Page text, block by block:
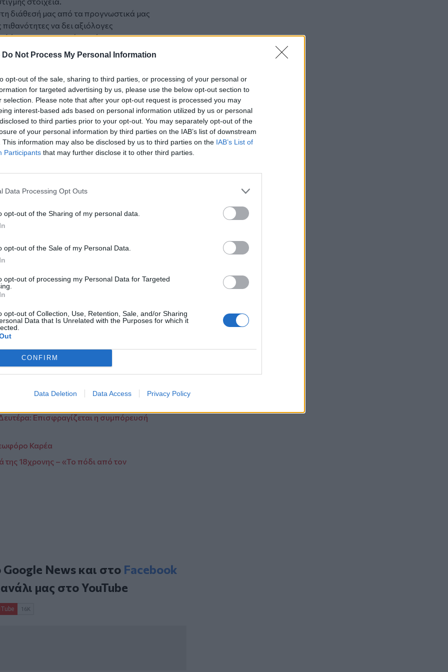
Do Not Process My Personal Information
opt-out of the sale, sharing to third parties, or processing of your personal or
for targeted advertising by us, please use the below opt-out section to
selection. Please note that after your opt-out request is processed you may
interest-based ads based on personal information utilized by us or personal
to third parties prior to your opt-out. You may separately opt-out of the
of your personal information by third parties on the IAB’s list of downstream
This information may also be disclosed by us to third parties on the IAB’s List of
Participants that may further disclose it to other third parties.
Data Processing Opt Outs
opt-out of the Sharing of my personal data.
opt-out of the Sale of my Personal Data.
opt-out of processing my Personal Data for Targeted
opt-out of Collection, Use, Retention, Sale, and/or Sharing
Data that Is Unrelated with the Purposes for which it
CONFIRM
Data Deletion Data Access Privacy Policy
διάθεσή μας από τα προγνωστικά μας
να δει αξιόλογες
όχι και σε περιοχές εντός του
- ξημερώματα Τσικνοπέμπτης και
περίπου», έγραψε σε ανάρτησή του ο
το κύμα ψύχους απασχολήσουν την
διάθεσή μας από τα προγνωστικά μας
να δει αξιόλογες
όχι και σε περιοχές εντός του
- ξημερώματα τσικνοπέμπτης και
περίπου.
την ανάπτυξη θετικού στροβιλισμού
στην Τετάρτη θα μας απασχολήσει η
των χαμηλών βαρομετρικών
διάταξη που θα
και θα μεταφέρει υγρασία στη
μέση ατμόσφαιρα, με την υγρασία και
οδηγήσει σε ανάπτυξη αστάθειας
εμφανίζει ένα ποσοστό
που έχει να κάνει με τη μεταφορά
άρα το επιφανειακό χαμηλό να
μιλάμε για πιο μειωμένης έντασης
Επισφραγίζεται η συμπόρευσή
Καρέα
της 18χρονης – «Το πόδι από τον
Google Newsκαι στο Facebook
μας στοYouTube
Κόλπος του Άντεν: Πλήγμα των Χούθι σε